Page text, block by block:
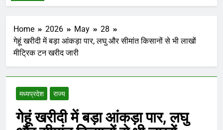
Home 2026 May
28
गेहूं खरीदी में बड़ा आंकड़ा पार, लघु और सीमांत किसानों से भी लाखों
मीट्रिक टन खरीद जारी
मध्‍यप्रदेश राज्य
गेहूं खरीदी में बड़ा आंकड़ा पार, लघु